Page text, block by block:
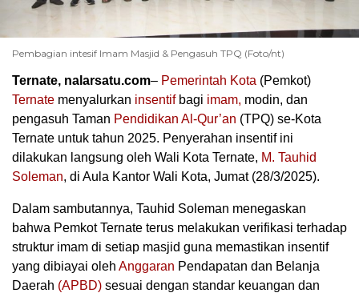
Pembagian intesif Imam Masjid & Pengasuh TPQ (Foto/nt)
Ternate, nalarsatu.com– Pemerintah Kota (Pemkot)
Ternate menyalurkan insentifbagi imam, modin, dan
pengasuh Taman Pendidikan Al-Qur’an (TPQ) se-Kota
Ternate untuk tahun 2025. Penyerahan insentif ini
dilakukan langsung oleh Wali Kota Ternate, M. Tauhid
Soleman, di Aula Kantor Wali Kota, Jumat (28/3/2025).
Dalam sambutannya, Tauhid Soleman menegaskan
bahwa Pemkot Ternate terus melakukan verifikasi terhadap
struktur imam di setiap masjid guna memastikan insentif
yang dibiayai oleh Anggaran Pendapatan dan Belanja
Daerah (APBD) sesuai dengan standar keuangan dan